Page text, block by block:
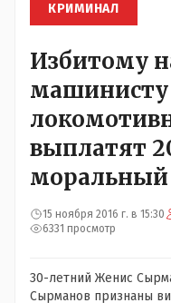
КРИМИНАЛ
Избитому
машинисту
выплатят
моральный
15 ноября 2016 г. в 15:30
6331 просмотр
30-летний Женис
Сырманов признаны